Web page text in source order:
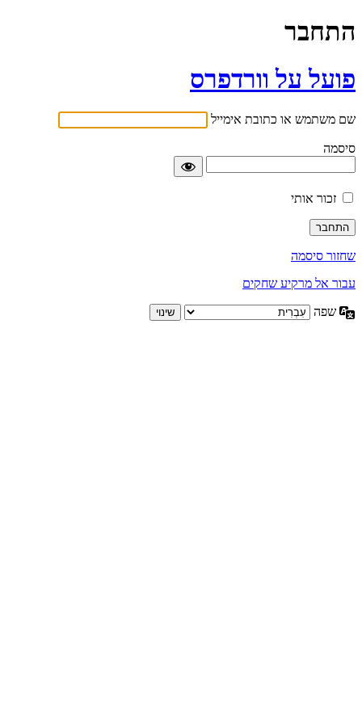
התחבר
פועל על וורדפרס
שם משתמש או כתובת אימייל
סיסמה
זכור אותי
שחזור סיסמה
עבור אל מרקיע שחקים
שפה